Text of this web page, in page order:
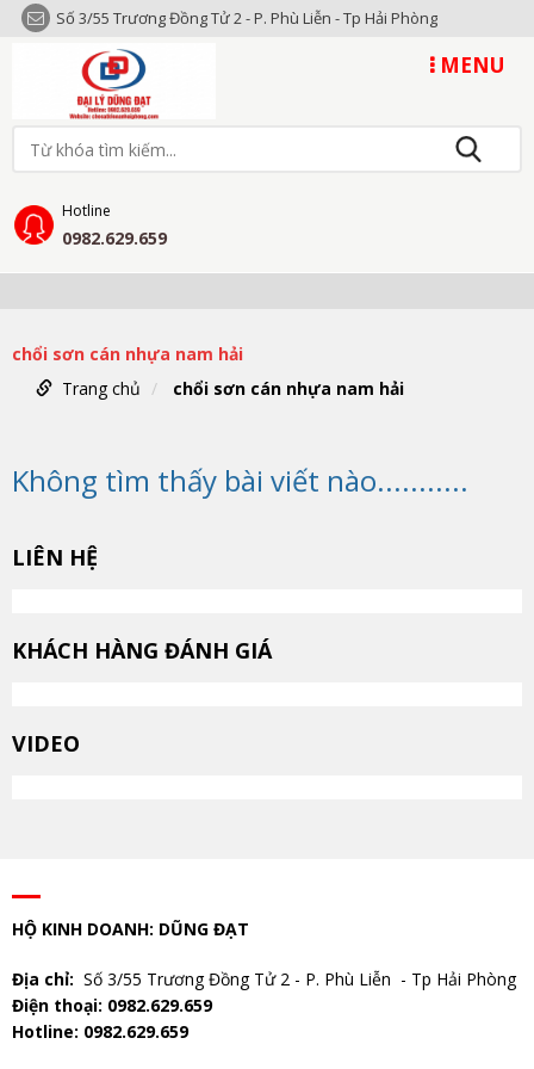
Số 3/55 Trương Đồng Tử 2 - P. Phù Liễn - Tp Hải Phòng
MENU
Hotline
0982.629.659
chổi sơn cán nhựa nam hải
Trang chủ
chổi sơn cán nhựa nam hải
Không tìm thấy bài viết nào...........
LIÊN HỆ
KHÁCH HÀNG ĐÁNH GIÁ
VIDEO
HỘ KINH DOANH: DŨNG ĐẠT
Địa chỉ: Số 3/55 Trương Đồng Tử 2 - P. Phù Liễn - Tp Hải Phòng
Điện thoại: 0982.629.659
Hotline: 0982.629.659